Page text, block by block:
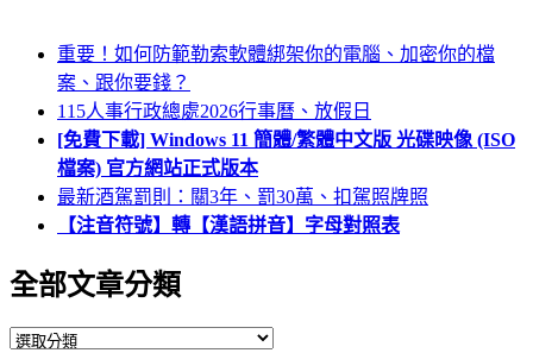
重要！如何防範勒索軟體綁架你的電腦、加密你的檔
案、跟你要錢？
115人事行政總處2026行事曆、放假日
[免費下載] Windows 11 簡體/繁體中文版 光碟映像 (ISO
檔案) 官方網站正式版本
最新酒駕罰則：關3年、罰30萬、扣駕照牌照
【注音符號】轉【漢語拼音】字母對照表
全部文章分類
全